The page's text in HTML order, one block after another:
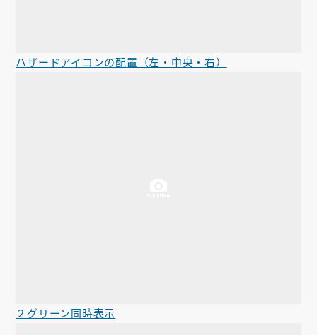
ハザードアイコンの配置（左・中央・右）
２グリーン同時表示